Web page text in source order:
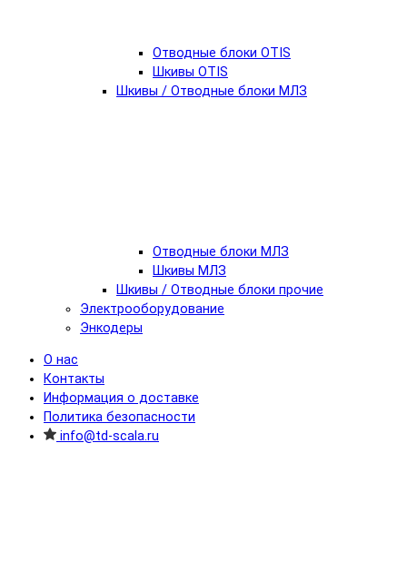
Отводные блоки OTIS
Шкивы OTIS
Шкивы / Отводные блоки МЛЗ
Отводные блоки МЛЗ
Шкивы МЛЗ
Шкивы / Отводные блоки прочие
Электрооборудование
Энкодеры
О нас
Контакты
Информация о доставке
Политика безопасности
info@td-scala.ru